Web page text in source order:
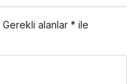
Gerekli alanlar * ile